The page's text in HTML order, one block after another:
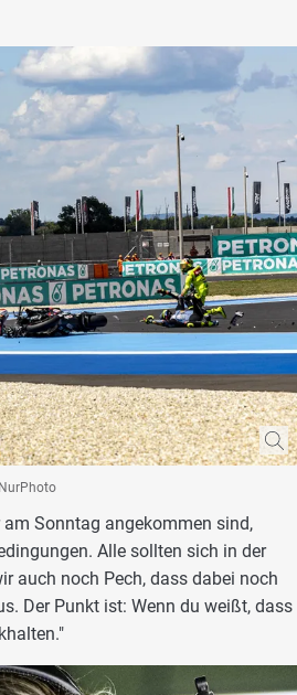
Sonntag angekommen sind,
Alle sollten sich in der
auch noch Pech, dass dabei noch
Der Punkt ist: Wenn du weißt, dass